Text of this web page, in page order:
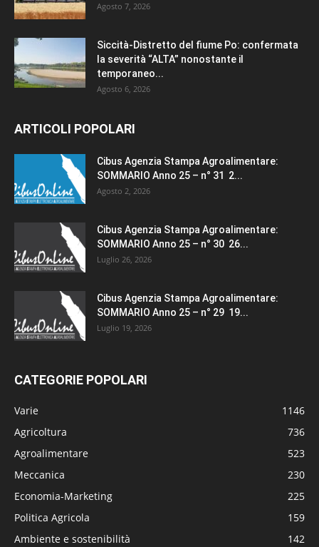
Agosto 7, 2026
Siccità-Distretto del fiume Po: confermata
la severità “ALTA” nonostante il
temporaneo...
Agosto 6, 2026
ARTICOLI POPOLARI
Cibus Agenzia Stampa Agroalimentare:
SOMMARIO Anno 25 – n° 31 2...
Agosto 2, 2026
Cibus Agenzia Stampa Agroalimentare:
SOMMARIO Anno 25 – n° 30 26...
Luglio 26, 2026
Cibus Agenzia Stampa Agroalimentare:
SOMMARIO Anno 25 – n° 29 19...
Luglio 19, 2026
CATEGORIE POPOLARI
Varie
1146
Agricoltura
736
Agroalimentare
523
Meccanica
230
Economia-Marketing
225
Politica Agricola
159
Ambiente e sostenibilità
142